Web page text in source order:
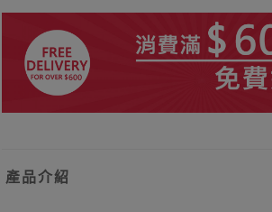
產品介紹